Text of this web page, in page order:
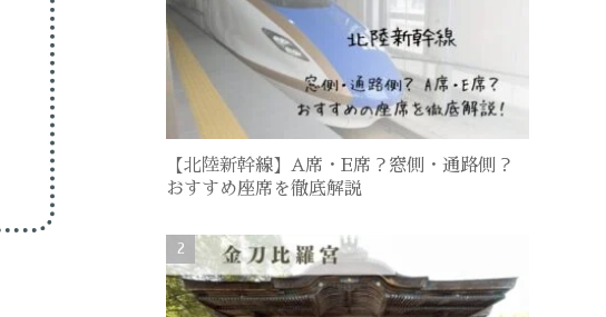
【北陸新幹線】A席・E席？窓側・通路側？
おすすめ座席を徹底解説